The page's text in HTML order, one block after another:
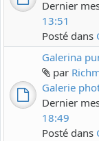
Dernier
13:51
Posté dans
Galerina
par
Galerie
Dernier
18:49
Posté dans